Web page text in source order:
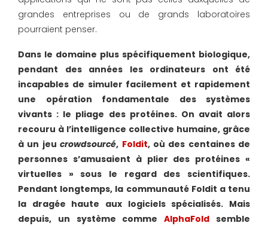
grandes entreprises ou de grands laboratoires
pourraient penser.
Dans le domaine plus spécifiquement biologique,
pendant des années les ordinateurs ont été
incapables de simuler facilement et rapidement
une opération fondamentale des systèmes
vivants : le pliage des protéines. On avait alors
recouru à l’intelligence collective humaine, grâce
à un jeucrowdsourcé, Foldit, où des centaines de
personnes s’amusaient à plier des protéines «
virtuelles » sous le regard des scientifiques.
Pendant longtemps, la communauté Foldit a tenu
la dragée haute aux logiciels spécialisés. Mais
depuis, un système commeAlphaFold semble